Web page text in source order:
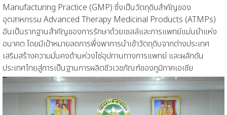
Manufacturing Practice (GMP) ซึ่งเป็นวัตถุดิบสำคัญของ
อุตสาหกรรม Advanced Therapy Medicinal Products (ATMPs)
อันเป็นรากฐานสำคัญของการรักษาด้วยเซลล์และการแพทย์แม่นยำแห่ง
อนาคต โดยมีเป้าหมายลดการพึ่งพาการนำเข้าวัตถุดิบจากต่างประเทศ
เสริมสร้างความมั่นคงด้านห่วงโซ่อุปทานทางการแพทย์ และผลักดัน
ประเทศไทยสู่การเป็นฐานการผลิตชีวเวชภัณฑ์ของภูมิภาคเอเชีย